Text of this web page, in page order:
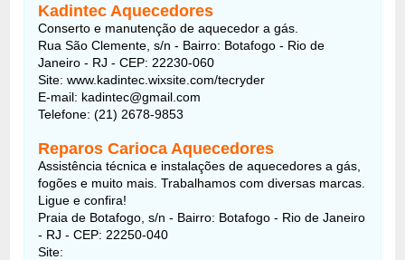
Kadintec Aquecedores
Conserto e manutenção de aquecedor a gás.
Rua São Clemente, s/n - Bairro: Botafogo - Rio de
Janeiro - RJ - CEP: 22230-060
Site: www.kadintec.wixsite.com/tecryder
E-mail: kadintec@gmail.com
Telefone: (21) 2678-9853
Reparos Carioca Aquecedores
Assistência técnica e instalações de aquecedores a gás,
fogões e muito mais. Trabalhamos com diversas marcas.
Ligue e confira!
Praia de Botafogo, s/n - Bairro: Botafogo - Rio de Janeiro
- RJ - CEP: 22250-040
Site: